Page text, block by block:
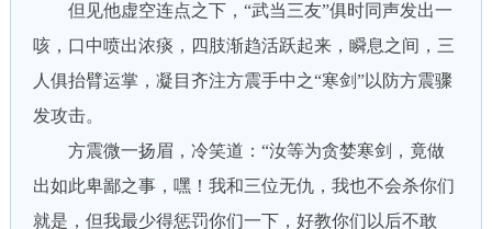
但见他虚空连点之下，“武当三友”俱时同声发出一
咳，口中喷出浓痰，四肢渐趋活跃起来，瞬息之间，三
人俱抬臂运掌，凝目齐注方震手中之“寒剑”以防方震骤
发攻击。
方震微一扬眉，冷笑道：“汝等为贪婪寒剑，竟做
出如此卑鄙之事，嘿！我和三位无仇，我也不会杀你们
就是，但我最少得惩罚你们一下，好教你们以后不敢